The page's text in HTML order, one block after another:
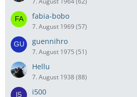
fabia-bobo
7. August 1969 (57)
guennihro
7. August 1975 (51)
Hellu
7. August 1938 (88)
i500